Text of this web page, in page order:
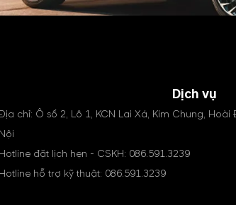
Dịch vụ
chỉ: Ô số 2, Lô 1, KCN Lai Xá, Kim Chung, Hoài
Nội
Hotline đặt lịch hẹn - CSKH: 086.591.3239
Hotline hỗ trợ kỹ thuật: 086.591.3239